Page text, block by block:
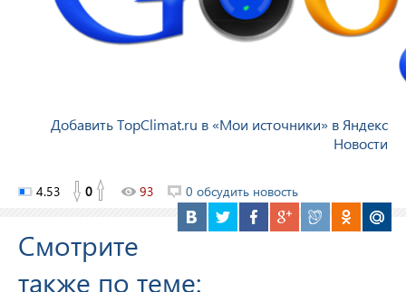
Добавить TopClimat.ru в «Мои источники» в Яндекс
Новости
4.53 0 93 0 обсудить новость
Смотрите
также по теме: